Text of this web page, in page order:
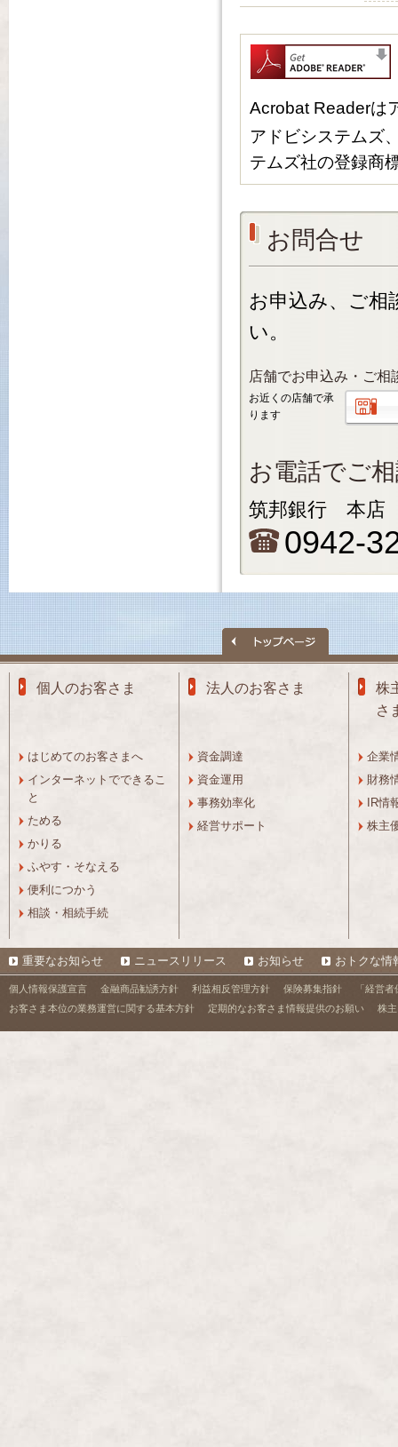
Acrobat Readerは
アドビシステムズ
テムズ社の登録商
お問合せ
お申込み、ご相
い。
店舗でお申込み・ご相
お近くの店舗で承
ります
お電話でご
筑邦銀行 本店
0942-
個人のお客さま
はじめてのお客さまへ
インターネットでできるこ
と
ためる
かりる
ふやす・そなえる
便利につかう
相談・相続手続
法人のお客さま
資金調達
資金運用
事務効率化
経営サポート
株
さ
企業
財務
IR情
株主
重要なお知らせ ニュースリリース お知らせ おトクな情
個人情報保護宣言 金融商品勧誘方針 利益相反管理方針 保険募集指針
「経営
お客さま本位の業務運営に関する基本方針
定期的なお客さま情報提供のお願い 株